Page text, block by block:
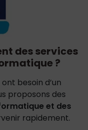
des services
?
besoin d’un
proposons des
et des
rapidement.